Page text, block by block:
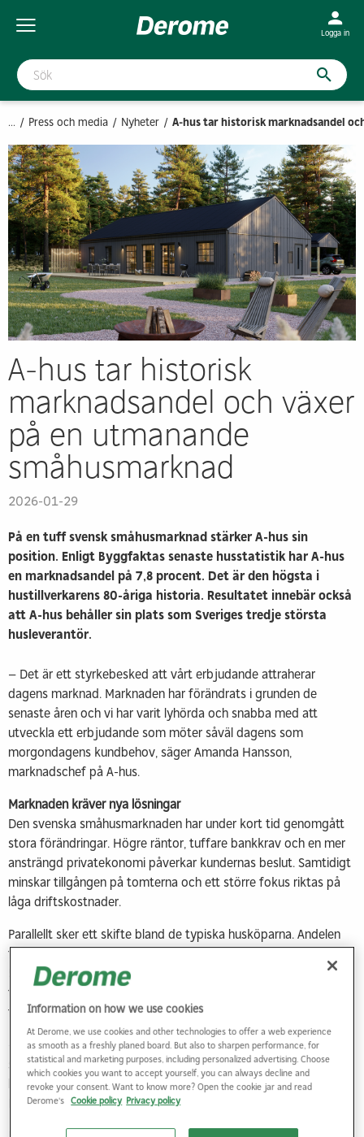
Logga in
... Press och media Nyheter A-hus tar historisk marknadsandel
A-hus tar historisk
marknadsandel och växer
på en utmanande
småhusmarknad
2026-01-29
På en tuff svensk småhusmarknad stärker A-hus sin
position. Enligt Byggfaktas senaste husstatistik har A-hus
en marknadsandel på 7,8 procent. Det är den högsta i
hustillverkarens 80-åriga historia. Resultatet innebär också
att A-hus behåller sin plats som Sveriges tredje största
husleverantör.
– Det är ett styrkebesked att vårt erbjudande attraherar
dagens marknad. Marknaden har förändrats i grunden de
senaste åren och vi har varit lyhörda och snabba med att
utveckla ett erbjudande som möter såväl dagens som
morgondagens kundbehov, säger Amanda Hansson,
marknadschef på A-hus.
Marknaden kräver nya lösningar
Den svenska småhusmarknaden har under kort tid genomgått
stora förändringar. Högre räntor, tuffare bankkrav och en mer
ansträngd privatekonomi påverkar kundernas beslut. Samtidigt
minskar tillgången på tomterna och ett större fokus riktas på
låga driftskostnader.
Parallellt sker ett skifte bland de typiska husköparna. Andelen
förstagångsköpare minskar, samtidigt som fler personer över
55 år väljer att bygga nytt när livssituationen förändras genom
till exempel bostadsminskning. Det ställer nya krav på
flexibilitet, valfrihet och långsiktigt hållbara bostäder.
– För oss handlar det om att anpassa oss genom att skapa
större flexibilitet och erbjuda fler möjligheter att anpassa sina
hus efter både plånbok och livssituation, säger Amanda
Hansson.
Information on how we use cookies
At Derome, we use cookies and other technologies to offer a web experience
as smooth as a freshly planed board. But also to sharpen performance, for
statistical and marketing purposes, including personalized advertising. Choose
which cookies you want to accept yourself, you can always decline and
revoke your consent. Want to know more? Open the cookie jar and read
Derome's Cookie policy Privacy policy